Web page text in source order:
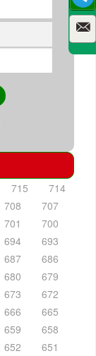
715
714
708
707
701
700
694
693
687
686
680
679
673
672
666
665
659
658
652
651